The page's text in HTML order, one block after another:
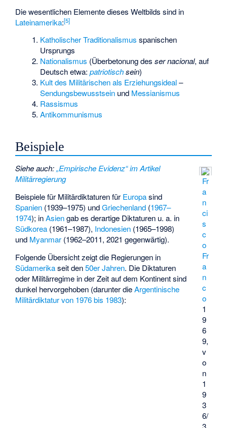
Die wesentlichen Elemente dieses Weltbilds sind in
Lateinamerika:[5]
Katholischer Traditionalismus spanischen
Ursprungs
Nationalismus (Überbetonung desser nacional, auf
Deutsch etwa:patriotischsein)
Kult des Militärischen als Erziehungsideal–
Sendungsbewusstsein und Messianismus
Rassismus
Antikommunismus
Beispiele
Fr
a
n
ci
s
c
o
Fr
a
n
c
o
1
9
6
9,
v
o
n
1
9
3
6/
Siehe auch:„Empirische Evidenz“ im Artikel
Militärregierung
Beispiele für Militärdiktaturen für Europasind
Spanien (1939–1975) undGriechenland (1967–
1974); inAsiengab es derartige Diktaturen u. a. in
Südkorea (1961–1987), Indonesien (1965–1998)
und Myanmar (1962–2011, 2021 gegenwärtig).
Folgende Übersicht zeigt die Regierungen in
Südamerikaseit den50er Jahren. Die Diktaturen
oder Militärregime in der Zeit auf dem Kontinent sind
dunkel hervorgehoben (darunter dieArgentinische
Militärdiktatur von 1976 bis 1983):